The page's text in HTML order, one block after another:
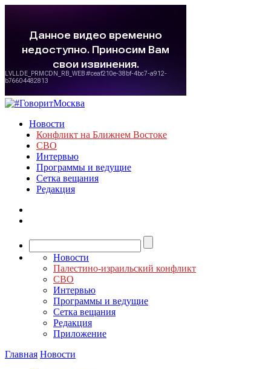
Новости
Конфликт на Ближнем Востоке
СВО
Интервью
Программы и ведущие
Сетка вещания
Редакция
Новости
Палестино-израильский конфликт
СВО
Интервью
Программы и ведущие
Сетка вещания
Редакция
Приложение
Главная Новости